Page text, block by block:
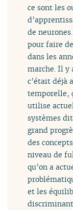
ce sont les
de
pour faire
dans les
marche. Il y
c’était déjà
temporelle,
utilise
systèmes
grand
des
niveau de
qu’on a
et les